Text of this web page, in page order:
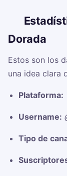
Dorada
Estos son los
una idea clara
Plataforma:
Username:
Tipo de